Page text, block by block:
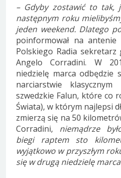
– Gdyby zostawić to tak,
następnym roku
jeden weekend. Dlatego
poinformował na antenie
Polskiego Radia
Angelo Corradini. W
niedzielę marca
narciarstwie klasycznym
szwedzkie Falun, które co
Świata), w którym najlepsi
zmierzą się na 50
Corradini, niemądrze
biegi raptem sto
wyjątkowo w przyszłym
się w drugą niedzielę